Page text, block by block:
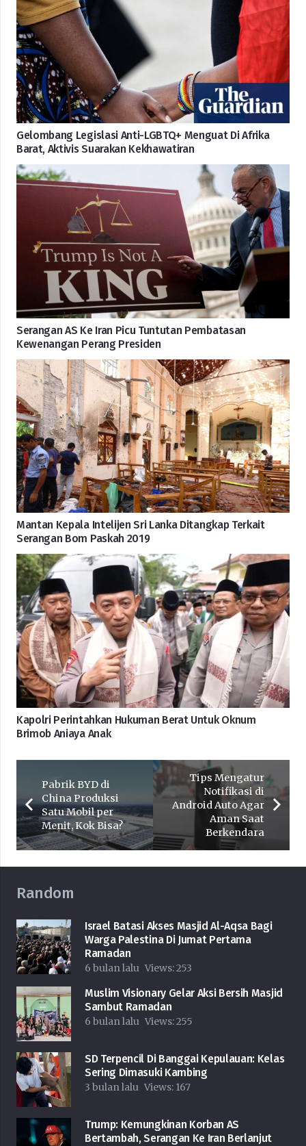
Gelombang Legislasi Anti-LGBTQ+ Menguat Di Afrika
Barat, Aktivis Suarakan Kekhawatiran
Serangan AS Ke Iran Picu Tuntutan Pembatasan
Kewenangan Perang Presiden
Mantan Kepala Intelijen Sri Lanka Ditangkap Terkait
Serangan Bom Paskah 2019
Kapolri Perintahkan Hukuman Berat Untuk Oknum
Brimob Aniaya Anak
Pabrik BYD di
China Produksi
Satu Mobil per
Menit, Kok Bisa?
Tips Mengatur
Notifikasi di
Android Auto Agar
Aman Saat
Berkendara
Random
Israel Batasi Akses Masjid Al-Aqsa Bagi
Warga Palestina Di Jumat Pertama
Ramadan
6 bulan lalu Views:253
Muslim Visionary Gelar Aksi Bersih Masjid
Sambut Ramadan
6 bulan lalu Views:255
SD Terpencil Di Banggai Kepulauan: Kelas
Sering Dimasuki Kambing
3 bulan lalu Views: 167
Trump: Kemungkinan Korban AS
Bertambah, Serangan Ke Iran Berlanjut